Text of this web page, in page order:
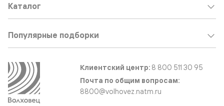
Каталог
Популярные подборки
Клиентский центр: 8 800 511 30 95
Почта по общим вопросам:
8800@volhovez.natm.ru